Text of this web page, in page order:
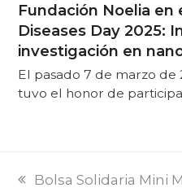
Fundación Noelia en
Diseases Day 2025:
investigación en
El pasado 7 de marzo de
tuvo el honor de
Bolsa Solidaria Mini